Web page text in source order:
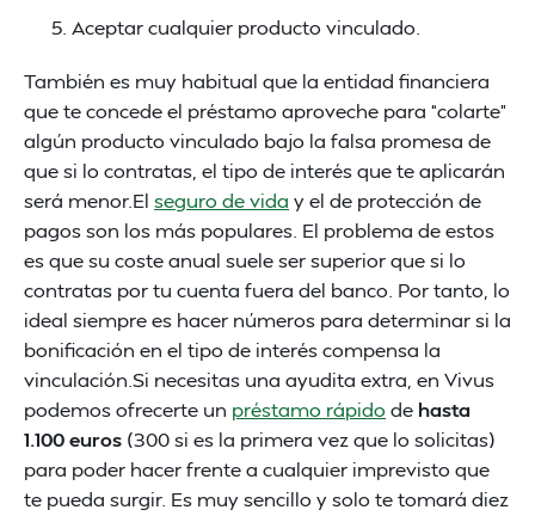
Aceptar cualquier producto vinculado.
También es muy habitual que la entidad financiera
que te concede el préstamo aproveche para “colarte”
algún producto vinculado bajo la falsa promesa de
que si lo contratas, el tipo de interés que te aplicarán
será menor.El seguro de vida y el de protección de
pagos son los más populares. El problema de estos
es que su coste anual suele ser superior que si lo
contratas por tu cuenta fuera del banco. Por tanto, lo
ideal siempre es hacer números para determinar si la
bonificación en el tipo de interés compensa la
vinculación.Si necesitas una ayudita extra, en Vivus
podemos ofrecerte un préstamo rápido de hasta
1.100 euros (300 si es la primera vez que lo solicitas)
para poder hacer frente a cualquier imprevisto que
te pueda surgir. Es muy sencillo y solo te tomará diez